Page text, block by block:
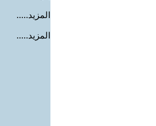
المزيد.....
المزيد.....